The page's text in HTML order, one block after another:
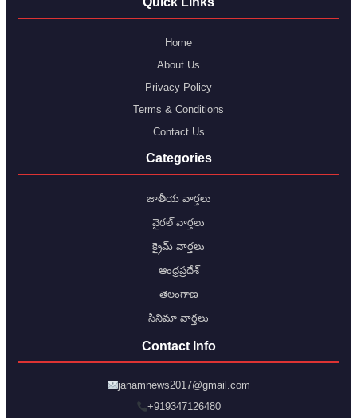
Home
About Us
Privacy Policy
Terms & Conditions
Contact Us
Categories
జాతీయ వార్తలు
వైరల్ వార్తలు
క్రైమ్ వార్తలు
ఆంధ్రప్రదేశ్
తెలంగాణ
సినిమా వార్తలు
Contact Info
janamnews2017@gmail.com
+919347126480